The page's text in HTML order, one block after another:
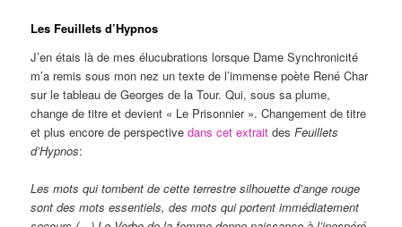
Les Feuillets d’Hypnos
J’en étais là de mes élucubrations lorsque Dame Synchronicité
m’a remis sous mon nez un texte de l’immense poète René Char
sur le tableau de Georges de la Tour. Qui, sous sa plume,
change de titre et devient « Le Prisonnier ». Changement de titre
et plus encore de perspective dans cet extrait desFeuillets
d’Hypnos:
Les mots qui tombent de cette terrestre silhouette d’ange rouge
sont des mots essentiels, des mots qui portent immédiatement